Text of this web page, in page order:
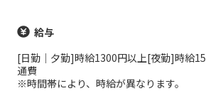
給与
[日勤｜夕勤]時給1300円以上[夜勤]時給
通費
※時間帯により、時給が異なります。